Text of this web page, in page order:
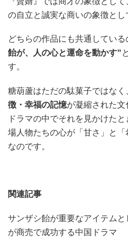
の自立と誠実な商いの象徴とし
どちらの作品にも共通している
飴が、人の心と運命を動かす”
す。
糖葫蘆はただの駄菓子ではなく
徴・幸福の記憶が凝縮された文
ドラマの中でそれを見かけた
場人物たちの心が「甘さ」と
なのです。
関連記事
サンザシ飴が重要なアイテム
が商売で成功する中国ドラマ